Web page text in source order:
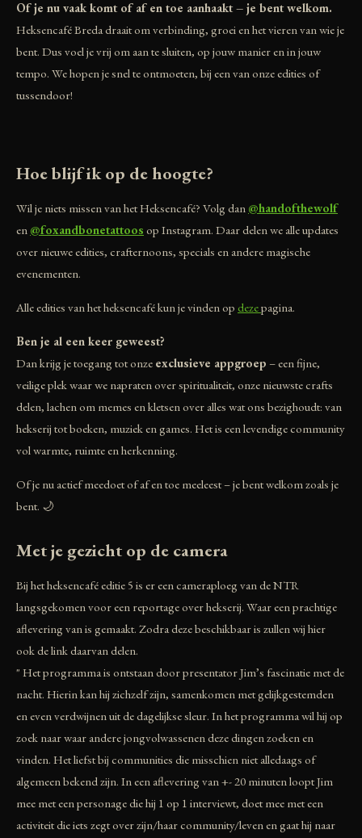
Of je nu vaak komt of af en toe aanhaakt – je bent welkom.
Heksencafé Breda draait om verbinding, groei en het vieren van wie je
bent. Dus voel je vrij om aan te sluiten, op jouw manier en in jouw
tempo. We hopen je snel te ontmoeten, bij een van onze edities of
tussendoor!
Hoe blijf ik op de hoogte?
Wil je niets missen van het Heksencafé? Volg dan @handofthewolf
en @foxandbonetattoos op Instagram. Daar delen we alle updates
over nieuwe edities, crafternoons, specials en andere magische
evenementen.
Alle edities van het heksencafé kun je vinden op dezepagina.
Ben je al een keer geweest?
Dan krijg je toegang tot onze exclusieve appgroep – een fijne,
veilige plek waar we napraten over spiritualiteit, onze nieuwste crafts
delen, lachen om memes en kletsen over alles wat ons bezighoudt: van
hekserij tot boeken, muziek en games. Het is een levendige community
vol warmte, ruimte en herkenning.
Of je nu actief meedoet of af en toe meeleest – je bent welkom zoals je
bent. 🌙
Met je gezicht op de camera
Bij het heksencafé editie 5 is er een cameraploeg van de NTR
langsgekomen voor een reportage over hekserij. Waar een prachtige
aflevering van is gemaakt. Zodra deze beschikbaar is zullen wij hier
ook de link daarvan delen.
" Het programma is ontstaan door presentator Jim’s fascinatie met de
nacht. Hierin kan hij zichzelf zijn, samenkomen met gelijkgestemden
en even verdwijnen uit de dagelijkse sleur. In het programma wil hij op
zoek naar waar andere jongvolwassenen deze dingen zoeken en
vinden. Het liefst bij communities die misschien niet alledaags of
algemeen bekend zijn. In een aflevering van +- 20 minuten loopt Jim
mee met een personage die hij 1 op 1 interviewt, doet mee met een
activiteit die iets zegt over zijn/haar community/leven en gaat hij naar